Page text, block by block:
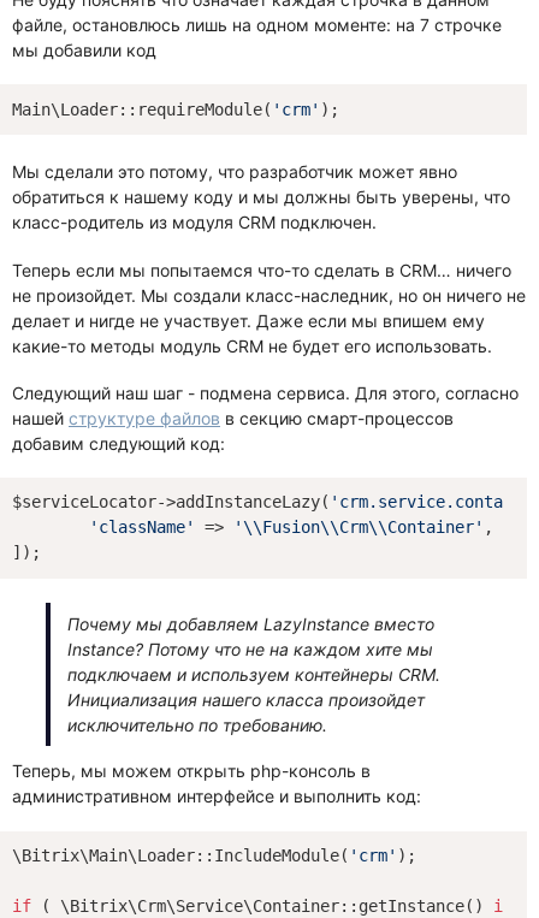
файле, остановлюсь лишь на одном моменте: на 7 строчке
мы добавили код
Main\Loader::requireModule( 'crm'
Мы сделали это потому, что разработчик может явно
обратиться к нашему коду и мы должны быть уверены, что
класс-родитель из модуля CRM подключен.
Теперь если мы попытаемся что-то сделать в CRM… ничего
не произойдет. Мы создали класс-наследник, но он ничего не
делает и нигде не участвует. Даже если мы впишем ему
какие-то методы модуль CRM не будет его использовать.
Следующий наш шаг - подмена сервиса. Для этого, согласно
нашей структуре файлов в секцию смарт-процессов
добавим следующий код:
$serviceLocator->addInstanceLazy(
'className'
=> '\\Fusion\\Crm\\Container' ,
Почему мы добавляем LazyInstance вместо
Instance? Потому что не на каждом хите мы
подключаем и используем контейнеры CRM.
Инициализация нашего класса произойдет
исключительно по требованию.
Теперь, мы можем открыть php-консоль в
административном интерфейсе и выполнить код:
\Bitrix\Main\Loader::IncludeModule( 'crm' );
if ( \Bitrix\Crm\Service\Container::getInstance()